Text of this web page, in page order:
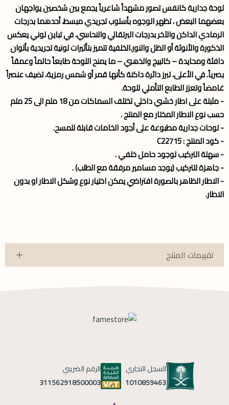
لوحة جدارية كانفس تصور مشهداً شاعرياً يجمع بين شخصين يواجهان
بعضهما البعض ، تظهر الوجوه بأسلوب تجريدي مبسط، أحدهما بدرجات
الرمادي الداكن والآخر بدرجات البرتقالي والنحاسي، في تباين لوني يعكس
الذكورة والأنوثة أو الظل والنور.الخلفية تتميز بتأثيرات لونية تجريدية بألوان
دافئة ومحايدة – كالبيج والذهبي – ما يمنح اللوحة طابعاً حالماً وعمقاً
بصرياً. في الأعلى، تبرز دائرة داكنة كأنها قمر أو شمس رمزية، تضيف عنصراً
غامضاً وتعزز الطابع التأملي للوحة.
- مثبتة على اطار خشبي داخلي تختلف السماكات من 18 ملم الى 25 ملم
حسب نوع الاطار المختار مع المنتج .
- لوحات جدارية مطبوعة على أجود الخامات قابلة للمسح.
- كود المنتج : C22715
- سهلة التركيب لوجود حامل خلفي .
- جاهزة للتركيب (يوجد مسامير مرفقة مع الطلب) .
- الاطار الظاهر بالصورة افتراضي يمكن اختيار نوع وشكل الاطار او بدون
الاطار.
تقييمات المنتج
السجل التجاري
1010859463
الرقم الضريبي
311562918500003